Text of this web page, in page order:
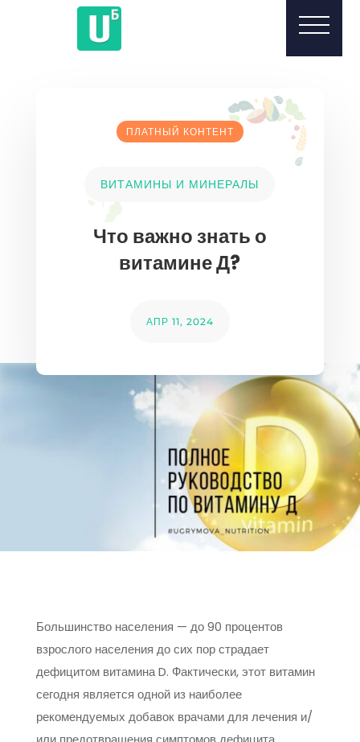
ПЛАТНЫЙ КОНТЕНТ
ВИТАМИНЫ И МИНЕРАЛЫ
Что важно знать о
витамине Д?
АПР 11, 2024
Большинство населения — до 90 процентов
взрослого населения до сих пор страдает
дефицитом витамина D. Фактически, этот витамин
сегодня является одной из наиболее
рекомендуемых добавок врачами для лечения и/